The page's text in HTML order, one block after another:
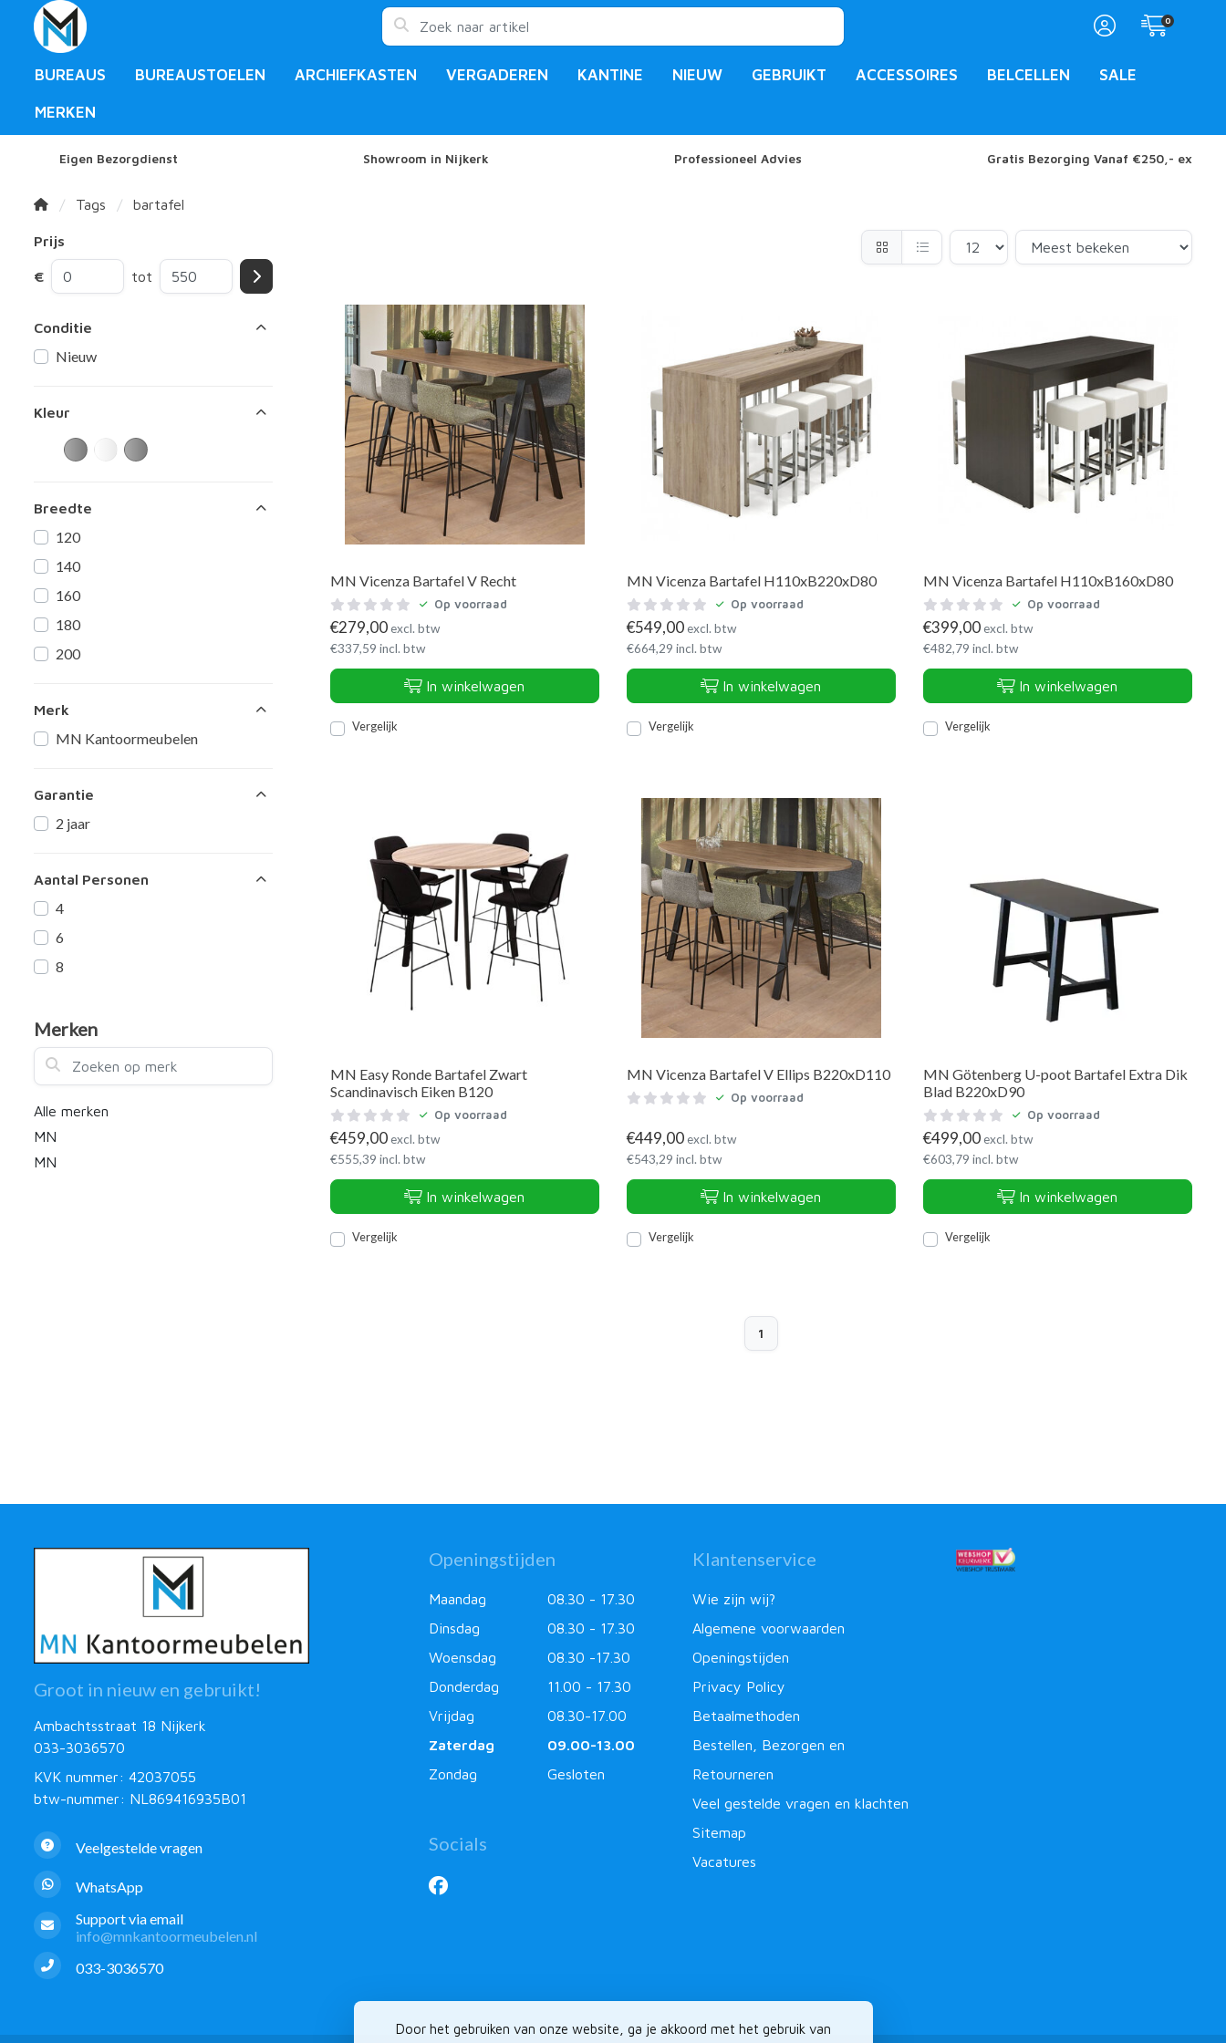
Door het gebruiken van onze website, ga je akkoord met het gebruik van
0
BUREAUS BUREAUSTOELEN ARCHIEFKASTEN VERGADEREN KANTINE NIEUW GEBRUIKT ACCESSOIRES BELCELLEN SALE
MERKEN
Eigen Bezorgdienst Showroom in Nijkerk Professioneel Advies Gratis Bezorging Vanaf €250,- ex
Tags bartafel
Prijs
€ tot
Conditie
Nieuw
Kleur
Breedte
120
140
160
180
200
Merk
MN Kantoormeubelen
Garantie
2 jaar
Aantal Personen
4
6
8
Merken
Zoeken op merk
Alle merken
MN
MN
MN Vicenza Bartafel V Recht
Op voorraad
€279,00excl. btw
€337,59 incl. btw
In winkelwagen
Vergelijk
MN Vicenza Bartafel H110xB220xD80
Op voorraad
€549,00excl. btw
€664,29 incl. btw
In winkelwagen
Vergelijk
MN Vicenza Bartafel H110xB160xD80
Op voorraad
€399,00excl. btw
€482,79 incl. btw
In winkelwagen
Vergelijk
MN Easy Ronde Bartafel Zwart
Scandinavisch Eiken B120
Op voorraad
€459,00excl. btw
€555,39 incl. btw
In winkelwagen
Vergelijk
MN Vicenza Bartafel V Ellips B220xD110
Op voorraad
€449,00excl. btw
€543,29 incl. btw
In winkelwagen
Vergelijk
MN Götenberg U-poot Bartafel Extra Dik
Blad B220xD90
Op voorraad
€499,00excl. btw
€603,79 incl. btw
In winkelwagen
Vergelijk
1
Groot in nieuw en gebruikt!
Ambachtsstraat 18 Nijkerk
033-3036570
KVK nummer: 42037055
btw-nummer: NL869416935B01
Veelgestelde vragen
WhatsApp
Support via email
info@mnkantoormeubelen.nl
033-3036570
Openingstijden
Maandag
08.30 - 17.30
Dinsdag
08.30 - 17.30
Woensdag
08.30 -17.30
Donderdag
11.00 - 17.30
Vrijdag
08.30-17.00
Zaterdag
09.00-13.00
Zondag
Gesloten
Socials
Klantenservice
Wie zijn wij?
Algemene voorwaarden
Openingstijden
Privacy Policy
Betaalmethoden
Bestellen, Bezorgen en
Retourneren
Veel gestelde vragen en klachten
Sitemap
Vacatures